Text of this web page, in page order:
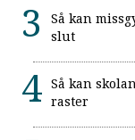
Så kan
slut
Så kan
raster